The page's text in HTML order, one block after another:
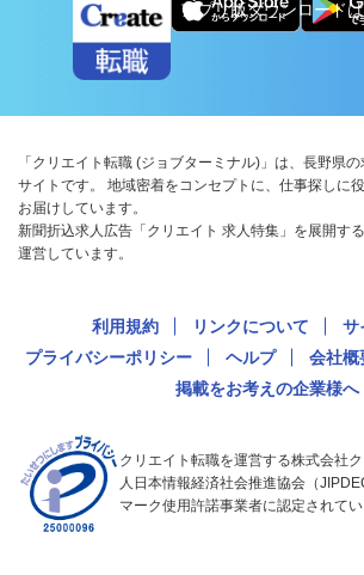
アプリ版ダウンロード
「クリエイト転職 (ジョブターミナル)」は、長野県
サイトです。 地域密着をコンセプトに、仕事探しに
お届けしています。
新聞折込求人広告「クリエイト 求人特集」を展開す
運営しています。
利用規約 リンクについて
サ
プライバシーポリシー
ヘルプ 会社概
掲載をお考えの企業様へ
クリエイト転職を運営する株式会社
人日本情報経済社会推進協会（
マーク使用許諾事業者に認定されてい